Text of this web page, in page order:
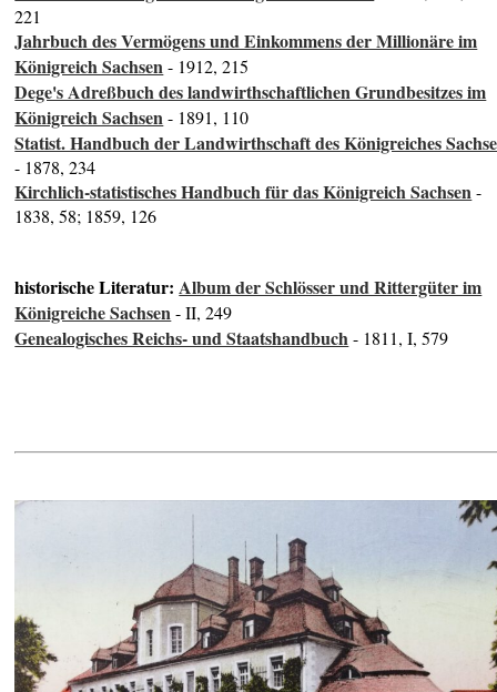
221
Jahrbuch des Vermögens und Einkommens der Millionäre im
Königreich Sachsen- 1912, 215
Dege's Adreßbuch des landwirthschaftlichen Grundbesitzes im
Königreich Sachsen- 1891, 110
Statist. Handbuch der Landwirthschaft des Königreiches
- 1878, 234
Kirchlich-statistisches Handbuch für das Königreich Sachsen-
1838, 58; 1859, 126
historische Literatur:Album der Schlösser und Rittergüter im
Königreiche Sachsen- II, 249
Genealogisches Reichs- und Staatshandbuch- 1811, I, 579